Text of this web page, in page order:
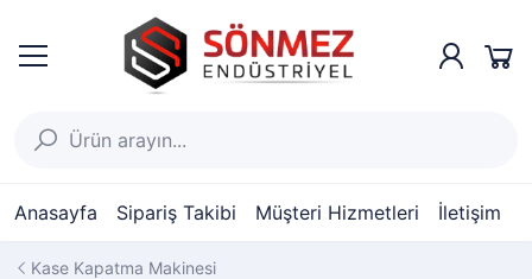
Anasayfa Sipariş Takibi Müşteri Hizmetleri İletişim
Kase Kapatma Makinesi